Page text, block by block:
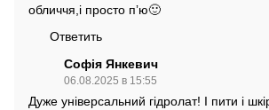
обличчя,і просто пʼю🙂
Ответить
Софія Янкевич
06.08.2025 в 15:55
Дуже універсальний гідролат! І пити і